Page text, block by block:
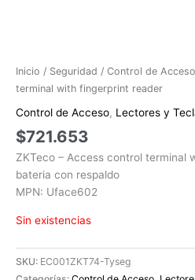
Inicio / Seguridad / Control de Acceso
terminal with fingerprint reader
Control de Acceso, Lectores y
$721.653
ZKTeco – Access control terminal
bateria con respaldo
MPN: Uface602
Sin existencias
SKU: EC001ZKT74-Tyseg